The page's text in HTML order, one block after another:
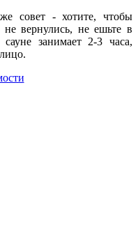
совет - хотите, чтобы
вернулись, не ешьте в
занимает 2-3 часа,